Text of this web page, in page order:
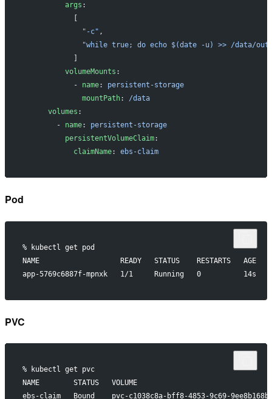
          args
:
              "-c"
,
"while true; do echo $(date -u) >> /data/
          volumeMounts
:
            -
name: persistent-storage
              mountPath
: /data
      volumes
:
        -
name: persistent-storage
          persistentVolumeClaim
:
            claimName
: ebs-claim
Pod
% kubectl get pod
NAME                   READY   STATUS    RESTARTS   AGE
app-5769c6887f-mpnxk   1/1     Running   0          14s
PVC
% kubectl get pvc
NAME        STATUS   VOLUME
ebs-claim   Bound    pvc-c1038c8a-bff8-4853-9c69-